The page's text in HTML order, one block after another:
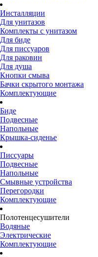
Инсталляции
Для унитазов
Комплекты с унитазом
Для биде
Для писсуаров
Для раковин
Для душа
Кнопки смыва
Бачки скрытого монтажа
Комплектующие
Биде
Подвесные
Напольные
Крышка-сиденье
Писсуары
Подвесные
Напольные
Смывные устройства
Перегородки
Комплектующие
Полотенцесушители
Водяные
Электрические
Комплектующие